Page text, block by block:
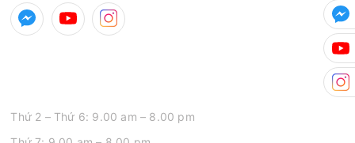
Thứ 2 – Thứ 6: 9.00 am – 8.00 pm